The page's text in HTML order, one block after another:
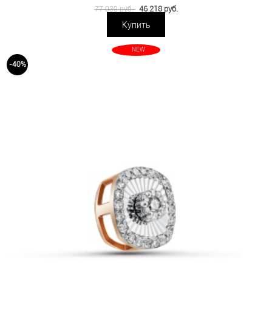
77 030 руб. 46 218 руб.
Купить
-40%
NEW